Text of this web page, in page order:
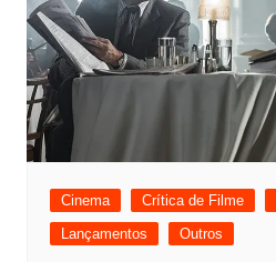
Cinema Crítica de Filme
Lançamentos
Outros